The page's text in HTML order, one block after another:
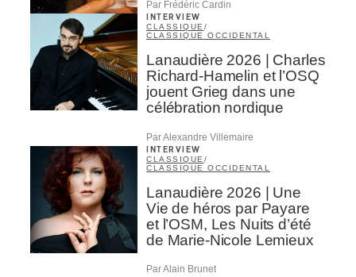
Par Frédéric Cardin
INTERVIEW
CLASSIQUE/
CLASSIQUE OCCIDENTAL
Lanaudière 2026 | Charles
Richard-Hamelin et l’OSQ
jouent Grieg dans une
célébration nordique
Par Alexandre Villemaire
INTERVIEW
CLASSIQUE /
CLASSIQUE OCCIDENTAL
Lanaudière 2026 | Une
Vie de héros par Payare
et l’OSM, Les Nuits d’été
de Marie-Nicole Lemieux
Par Alain Brunet